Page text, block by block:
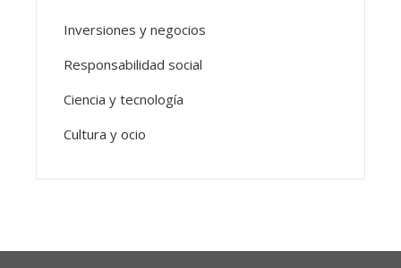
Inversiones y negocios
Responsabilidad social
Ciencia y tecnología
Cultura y ocio